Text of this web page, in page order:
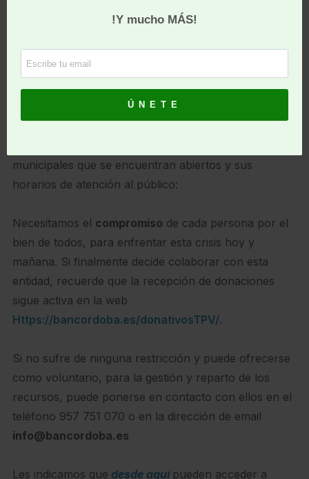
personas urgidas por la necesidad. Ante esto,
con las que tradicionalmente colaboran y que éstas
son las encargadas de recepcionar las peticiones de
ayuda y atenderlas.
municipales que se encuentran abiertos y sus
horarios de atención al público:
Necesitamos el compromiso de cada persona por el
bien de todos, para enfrentar esta crisis hoy y
mañana. Si finalmente decide colaborar con esta
entidad, recuerde que la recepción de donaciones
sigue activa en la web
Https://bancordoba.es/donativosTPV/.
Si no sufre de ninguna restricción y puede ofrecerse
como voluntario, para la gestión y reparto de los
recursos, puede ponerse en contacto con ellos en el
teléfono 957 751 070 o en la dirección de email
info@bancordoba.es
Les indicamos que desde aquí pueden acceder a